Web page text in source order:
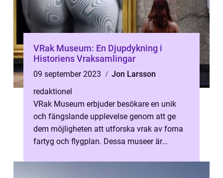
VRak Museum: En Djupdykning i
Historiens Vraksamlingar
09 september 2023
Jon Larsson
redaktionel
VRak Museum erbjuder besökare en unik
och fängslande upplevelse genom att ge
dem möjligheten att utforska vrak av forna
fartyg och flygplan. Dessa museer är